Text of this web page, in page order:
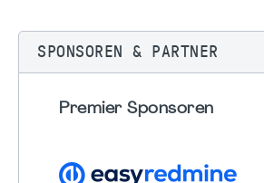
SPONSOREN & PARTNER
Premier Sponsoren